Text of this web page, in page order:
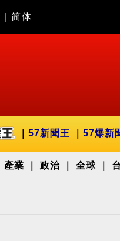
简体
57新聞王 57爆新
產業 政治 全球